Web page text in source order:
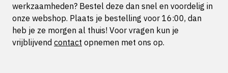
werkzaamheden? Bestel deze dan snel en voordelig in
onze webshop. Plaats je bestelling voor 16:00, dan
heb je ze morgen al thuis! Voor vragen kun je
vrijblijvend contact opnemen met ons op.